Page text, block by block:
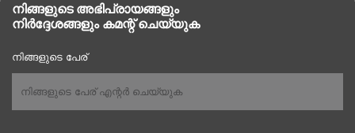
നിങ്ങളുടെ അഭിപ്രായങ്ങളും
നിർദ്ദേശങ്ങളും കമന്റ് ചെയ്യുക
നിങ്ങളുടെ പേര്